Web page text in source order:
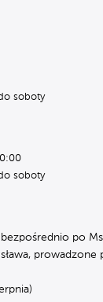
soboty
soboty
po